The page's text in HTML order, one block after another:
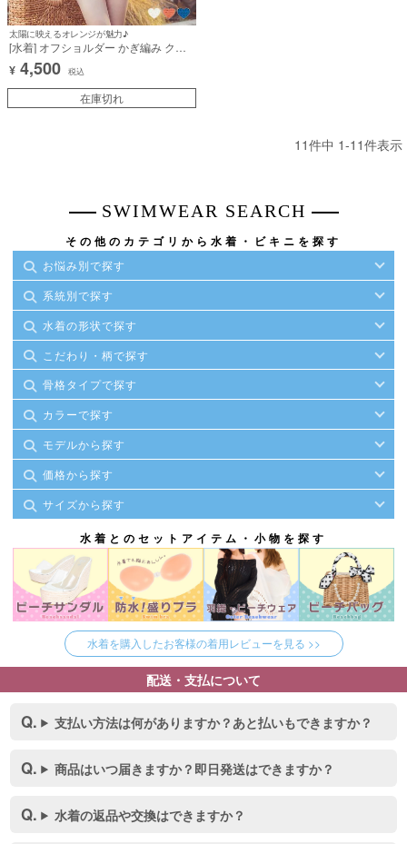
太陽に映えるオレンジが魅力♪
[水着] オフショルダー かぎ編み クロ
シェニット バンドゥ セクシー オレン
ジ ビキニ (久保七瀬着用) [tk-
sw1112a]
¥ 4,500 税込
在庫切れ
11件中 1-11件表示
SWIMWEAR SEARCH
その他のカテゴリから水着・ビキニを探す
お悩み別で探す
系統別で探す
水着の形状で探す
こだわり・柄で探す
骨格タイプで探す
カラーで探す
モデルから探す
価格から探す
サイズから探す
水着とのセットアイテム・小物を探す
水着を購入したお客様の着用レビューを見る >>
配送・支払について
支払い方法は何がありますか？あと払いもできますか？
商品はいつ届きますか？即日発送はできますか？
水着の返品や交換はできますか？